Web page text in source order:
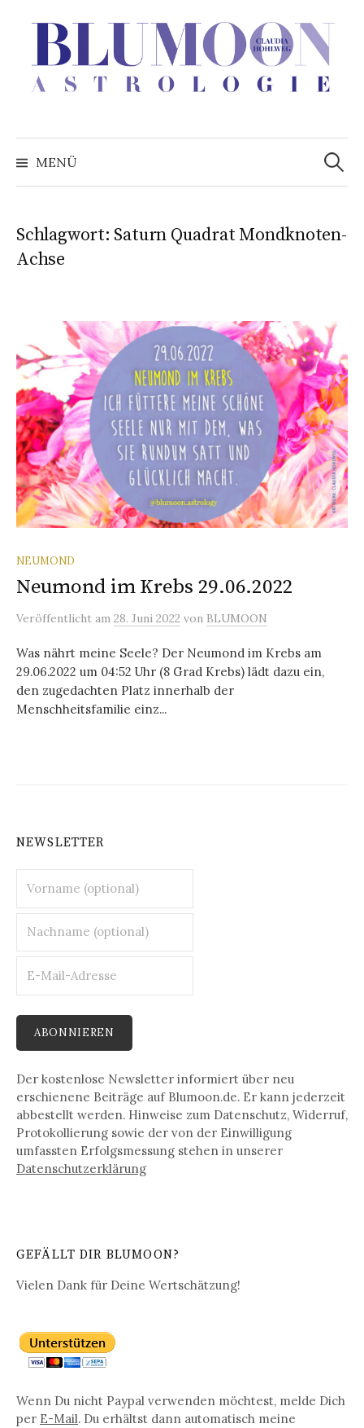
überspringen
MENÜ
Suchen
nach:
Schlagwort: Saturn Quadrat Mondknoten-
Achse
NEUMOND
Neumond im Krebs 29.06.2022
Veröffentlicht am 28. Juni 2022 von BLUMOON
Was nährt meine Seele? Der Neumond im Krebs am
29.06.2022 um 04:52 Uhr (8 Grad Krebs) lädt dazu ein,
den zugedachten Platz innerhalb der
Menschheitsfamilie einz...
NEWSLETTER
Der kostenlose Newsletter informiert über neu
erschienene Beiträge auf Blumoon.de. Er kann jederzeit
abbestellt werden. Hinweise zum Datenschutz, Widerruf,
Protokollierung sowie der von der Einwilligung
umfassten Erfolgsmessung stehen in unserer
Datenschutz­erklärung
GEFÄLLT DIR BLUMOON?
Vielen Dank für Deine Wertschätzung!
Wenn Du nicht Paypal verwenden möchtest, melde Dich
per E-Mail. Du erhältst dann automatisch meine